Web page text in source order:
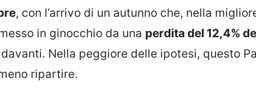
, con l’arrivo di un autunno che, nella
in ginocchio da una perdita del 12,4%
Nella peggiore delle ipotesi, questo
ripartire.